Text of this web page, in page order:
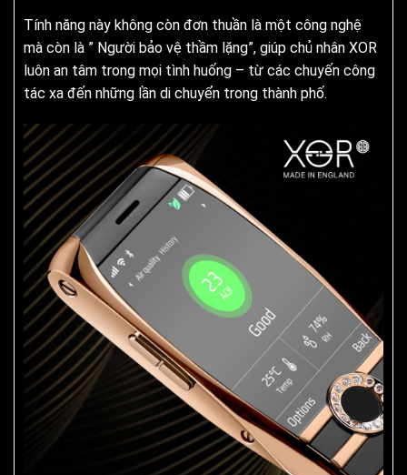
Tính năng này không còn đơn thuần là một công nghệ
mà còn là ” Người bảo vệ thầm lặng”, giúp chủ nhân XOR
luôn an tâm trong mọi tình huống – từ các chuyến công
tác xa đến những lần di chuyển trong thành phố.